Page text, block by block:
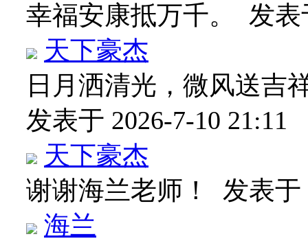
幸福安康抵万千。 发表
天下豪杰
日月洒清光，微风送吉
发表于 2026-7-10 21:11
天下豪杰
谢谢海兰老师！ 发表于
海兰